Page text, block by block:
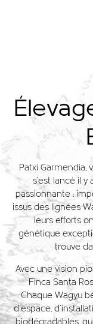
Patxi Garmendia,
s'est lancé il y
passionnante :
issus des lignées
leurs efforts
génétique
trouve
Avec une vision
Finca Santa
Chaque Wagyu
d'espace,
biodégradables,